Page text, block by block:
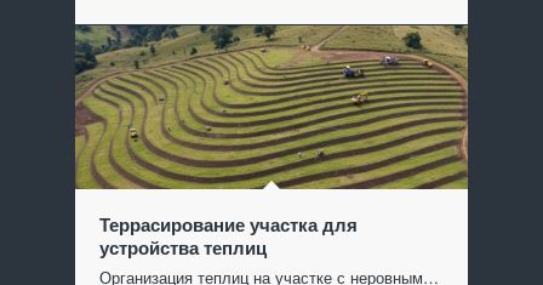
Террасирование участка для
устройства теплиц
Организация теплиц на участке с неровным…